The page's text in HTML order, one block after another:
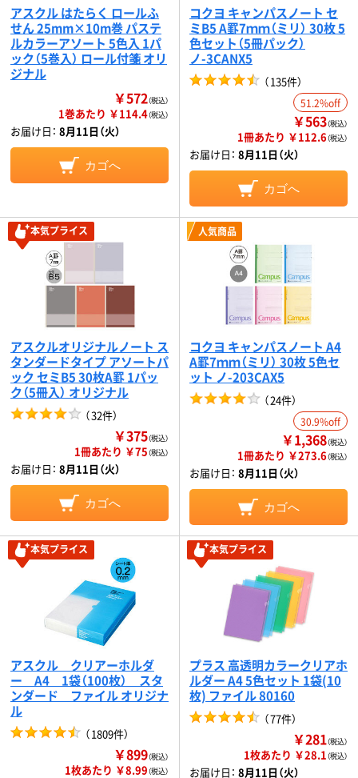
アスクル はたらく ロールふ
せん 25mm×10m巻 パステ
ルカラーアソート 5色入 1パ
ック（5巻入） ロール付箋 オリ
ジナル
￥572（税込）
1巻あたり ￥114.4（税込）
お届け日： 8月11日（火）
カゴへ
コクヨ キャンパスノート セ
ミB5 A罫7ｍｍ（ミリ） 30枚 5
色セット（5冊パック）
ノ-3CANX5
（135件）
51.2%off
￥563（税込）
1冊あたり ￥112.6（税込）
お届け日： 8月11日（火）
カゴへ
本気プライス
アスクルオリジナルノート ス
タンダードタイプ アソートパ
ック セミB5 30枚A罫 1パッ
ク（5冊入） オリジナル
（32件）
￥375（税込）
1冊あたり ￥75（税込）
お届け日： 8月11日（火）
カゴへ
人気商品
コクヨ キャンパスノート A4
A罫7ｍｍ（ミリ） 30枚 5色セ
ット ノ-203CAX5
（24件）
30.9%off
￥1,368（税込）
1冊あたり ￥273.6（税込）
お届け日： 8月11日（火）
カゴへ
本気プライス
アスクル クリアーホルダ
ー A4 1袋（100枚） スタ
ンダード ファイル オリジナ
ル
（1809件）
￥899（税込）
1枚あたり ￥8.99（税込）
本気プライス
プラス 高透明カラークリアホ
ルダー A4 5色セット 1袋(10
枚) ファイル 80160
（77件）
￥281（税込）
1枚あたり ￥28.1（税込）
お届け日： 8月11日（火）